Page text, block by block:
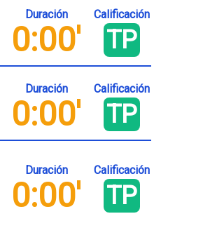
Duración
0:00'
Calificación
TP
Duración
0:00'
Calificación
TP
Duración
0:00'
Calificación
TP